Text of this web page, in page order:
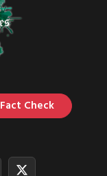
Fact Check